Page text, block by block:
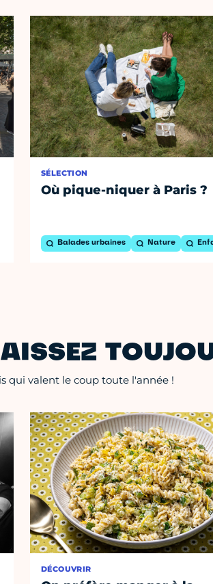
SÉLECTION
Où pique-niquer à Paris ?
Balades urbaines Nature
qui valent le coup toute l'année !
DÉCOUVRIR